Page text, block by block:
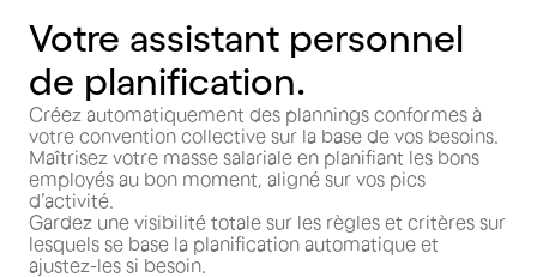
Votre assistant personnel
de planification.
Créez automatiquement des plannings conformes à
votre convention collective sur la base de vos besoins.
Maîtrisez votre masse salariale en planifiant les bons
employés au bon moment, aligné sur vos pics
d’activité.
Gardez une visibilité totale sur les règles et critères sur
lesquels se base la planification automatique et
ajustez-les si besoin.